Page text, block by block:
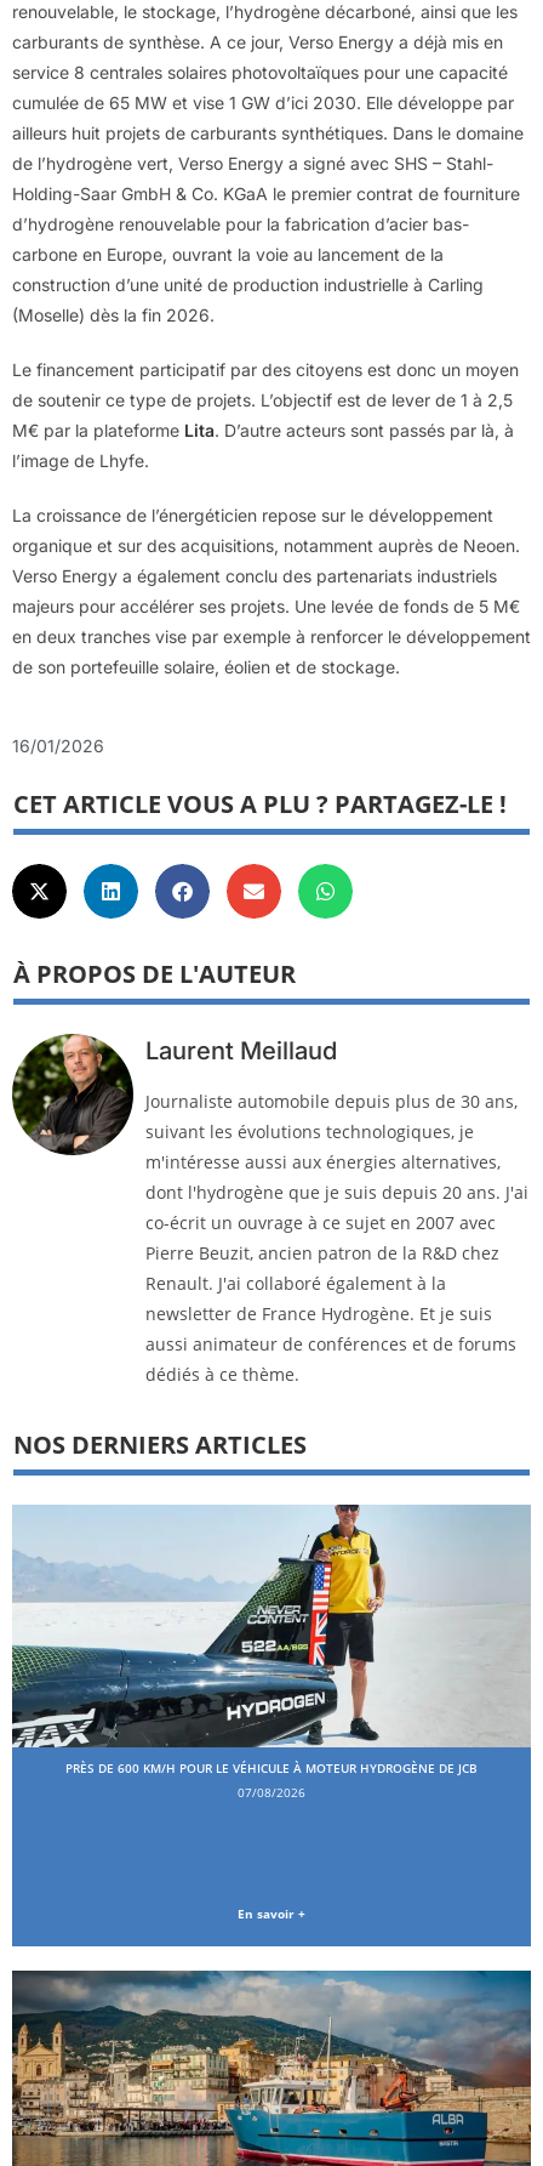
renouvelable, le stockage, l’hydrogène décarboné, ainsi que les
carburants de synthèse. A ce jour, Verso Energy a déjà mis en
service 8 centrales solaires photovoltaïques pour une capacité
cumulée de 65 MW et vise 1 GW d’ici 2030. Elle développe par
ailleurs huit projets de carburants synthétiques. Dans le domaine
de l’hydrogène vert, Verso Energy a signé avec SHS – Stahl-
Holding-Saar GmbH & Co. KGaA le premier contrat de fourniture
d’hydrogène renouvelable pour la fabrication d’acier bas-
carbone en Europe, ouvrant la voie au lancement de la
construction d’une unité de production industrielle à Carling
(Moselle) dès la fin 2026.
Le financement participatif par des citoyens est donc un moyen
de soutenir ce type de projets. L’objectif est de lever de 1 à 2,5
M€ par la plateforme Lita. D’autre acteurs sont passés par là, à
l’image de Lhyfe.
La croissance de l’énergéticien repose sur le développement
organique et sur des acquisitions, notamment auprès de Neoen.
Verso Energy a également conclu des partenariats industriels
majeurs pour accélérer ses projets. Une levée de fonds de 5 M€
en deux tranches vise par exemple à renforcer le développement
de son portefeuille solaire, éolien et de stockage.
16/01/2026
CET ARTICLE VOUS A PLU ? PARTAGEZ-LE !
À PROPOS DE L'AUTEUR
Laurent Meillaud
Journaliste automobile depuis plus de 30 ans,
suivant les évolutions technologiques, je
m'intéresse aussi aux énergies alternatives,
dont l'hydrogène que je suis depuis 20 ans. J'ai
co-écrit un ouvrage à ce sujet en 2007 avec
Pierre Beuzit, ancien patron de la R&D chez
Renault. J'ai collaboré également à la
newsletter de France Hydrogène. Et je suis
aussi animateur de conférences et de forums
dédiés à ce thème.
NOS DERNIERS ARTICLES
PRÈS DE 600 KM/H POUR LE VÉHICULE À MOTEUR HYDROGÈNE DE JCB
07/08/2026
En savoir +